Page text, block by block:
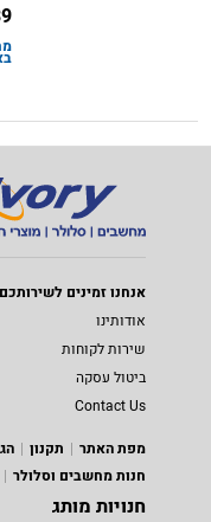
אנחנו זמינים לשירותכם
אודותינו
שירות לקוחות
ביטול עסקה
Contact Us
מפת האתר
תקנון
חנות מחשבים וסלולר
חנויות מותג